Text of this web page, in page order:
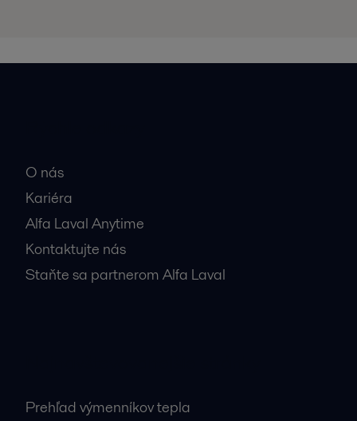
O nás
Kariéra
Alfa Laval Anytime
Kontaktujte nás
Staňte sa partnerom Alfa Laval
Prehľad výmenníkov tepla